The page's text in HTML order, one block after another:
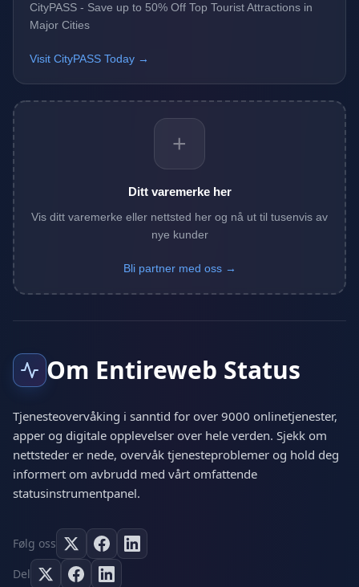
CityPASS - Save up to 50% Off Top Tourist Attractions in
Major Cities
Visit CityPASS Today →
+
Ditt varemerke her
Vis ditt varemerke eller nettsted her og nå ut til tusenvis av
nye kunder
Bli partner med oss →
Om Entireweb Status
Tjenesteovervåking i sanntid for over 9000 onlinetjenester,
apper og digitale opplevelser over hele verden. Sjekk om
nettsteder er nede, overvåk tjenesteproblemer og hold deg
informert om avbrudd med vårt omfattende
statusinstrumentpanel.
Følg oss
Del